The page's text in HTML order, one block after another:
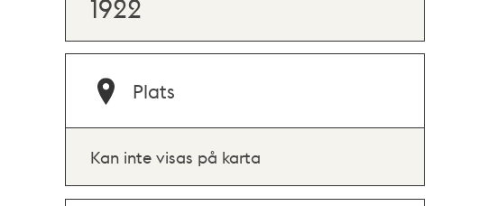
1922
Plats
Kan inte visas på karta